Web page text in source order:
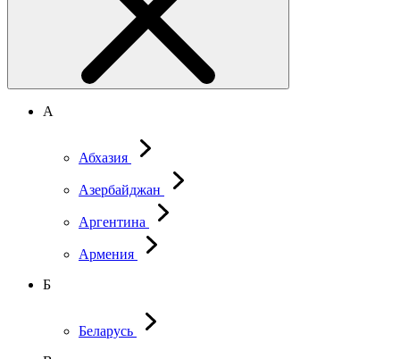
А
Абхазия
Азербайджан
Аргентина
Армения
Б
Беларусь